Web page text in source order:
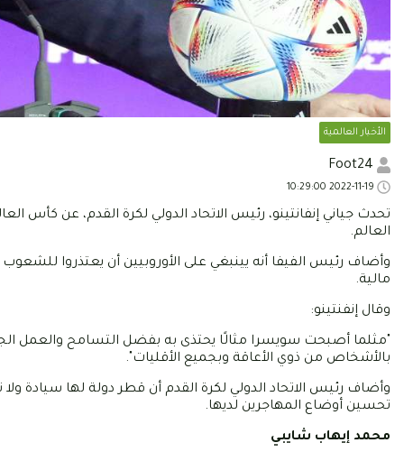
الأخبار العالمية
تحدث جياني إنفانتينو، رئيس الاتحاد الدولي لكرة القدم، عن
العالم.
وأضاف رئيس الفيفا أنه يينبغي على الأوروبيين أن يعتذروا
مالية.
وقال إنفنتينو:
"مثلما أصبحت سويسرا مثالًا يحتذى به بفضل التسامح والعمل
بالأشخاص من ذوي الأعاقة وبجميع الأقليات".
وأضاف رئيس الاتحاد الدولي لكرة القدم أن قطر دولة لها سيادة
تحسين أوضاع المهاجرين لديها.
محمد إيهاب شايبي